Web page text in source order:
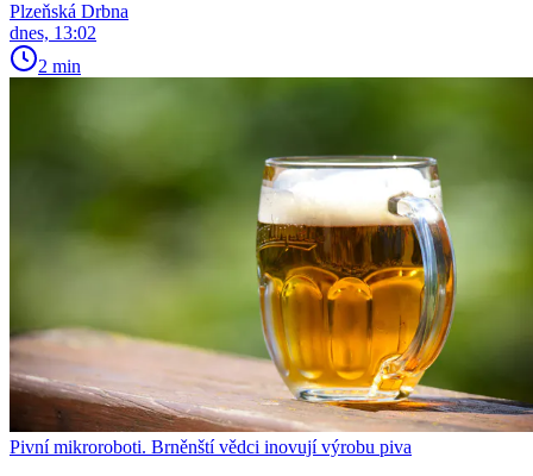
Plzeňská Drbna
dnes, 13:02
2 min
Pivní mikroroboti. Brněnští vědci inovují výrobu piva